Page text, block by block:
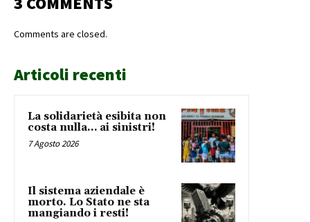
Comments are closed.
Articoli recenti
La solidarietà esibita non
costa nulla… ai sinistri!
7 Agosto 2026
Il sistema aziendale è
morto. Lo Stato ne sta
mangiando i resti!